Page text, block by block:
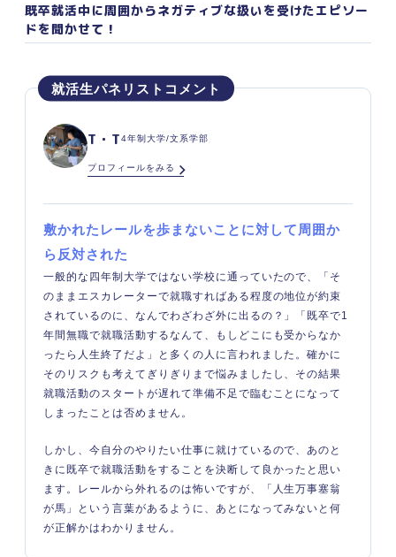
既卒就活中に周囲からネガティブな扱いを受けたエピソー
ドを聞かせて！
T・T4年制大学/文系学部
プロフィールをみる
敷かれたレールを歩まないことに対して周囲か
ら反対された
一般的な四年制大学ではない学校に通っていたので、「そ
のままエスカレーターで就職すればある程度の地位が約束
されているのに、なんでわざわざ外に出るの？」「既卒で1
年間無職で就職活動するなんて、もしどこにも受からなか
ったら人生終了だよ」と多くの人に言われました。確かに
そのリスクも考えてぎりぎりまで悩みましたし、その結果
就職活動のスタートが遅れて準備不足で臨むことになって
しまったことは否めません。
しかし、今自分のやりたい仕事に就けているので、あのと
きに既卒で就職活動をすることを決断して良かったと思い
ます。レールから外れるのは怖いですが、「人生万事塞翁
が馬」という言葉があるように、あとになってみないと何
が正解かはわかりません。